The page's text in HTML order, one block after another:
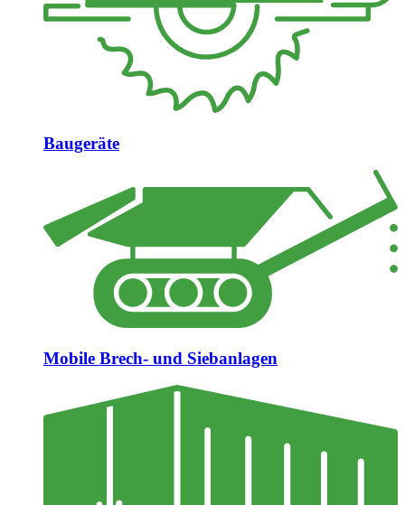
Baugeräte
Mobile Brech- und Siebanlagen